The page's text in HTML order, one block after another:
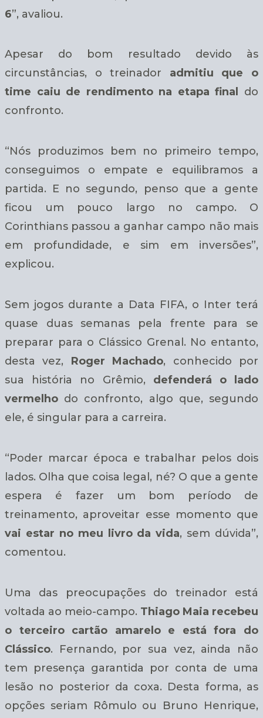
6”, avaliou.
Apesar do bom resultado devido às
circunstâncias, o treinador admitiu que o
time caiu de rendimento na etapa final do
confronto.
“Nós produzimos bem no primeiro tempo,
conseguimos o empate e equilibramos a
partida. E no segundo, penso que a gente
ficou um pouco largo no campo. O
Corinthians passou a ganhar campo não mais
em profundidade, e sim em inversões”,
explicou.
Sem jogos durante a Data FIFA, o Inter terá
quase duas semanas pela frente para se
preparar para o Clássico Grenal. No entanto,
desta vez, Roger Machado, conhecido por
sua história no Grêmio, defenderá o lado
vermelho do confronto, algo que, segundo
ele, é singular para a carreira.
“Poder marcar época e trabalhar pelos dois
lados. Olha que coisa legal, né? O que a gente
espera é fazer um bom período de
treinamento, aproveitar esse momento que
vai estar no meu livro da vida, sem dúvida”,
comentou.
Uma das preocupações do treinador está
voltada ao meio-campo. Thiago Maia recebeu
o terceiro cartão amarelo e está fora do
Clássico. Fernando, por sua vez, ainda não
tem presença garantida por conta de uma
lesão no posterior da coxa. Desta forma, as
opções seriam Rômulo ou Bruno Henrique,